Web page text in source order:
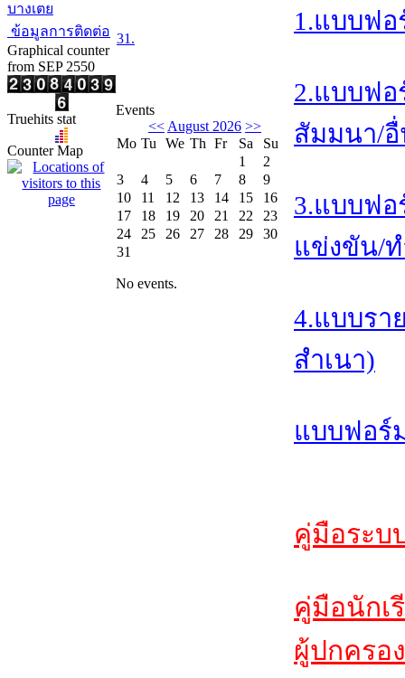
บางเตย
ข้อมูลการติดต่อ
Graphical counter
from SEP 2550
Truehits stat
Counter Map
31.
Events
<< August 2026 >>
Mo Tu We Th Fr Sa
Su
1
2
3
4 5 6 7 8
9
10
11 12 13 14 15
16
17
18 19 20 21 22
23
24
25 26 27 28 29
30
31
No events.
1.แบบฟ
2.แบบฟ
สัมมนา/
3.แบบฟอ
แข่งขัน/
4.แบบรา
สำเนา)
แบบฟอร์
คู่มือระบ
คู่มือนักเ
ผู้ปกครอ